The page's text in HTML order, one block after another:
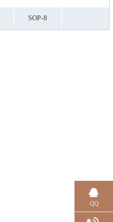
SOP-8
QQ